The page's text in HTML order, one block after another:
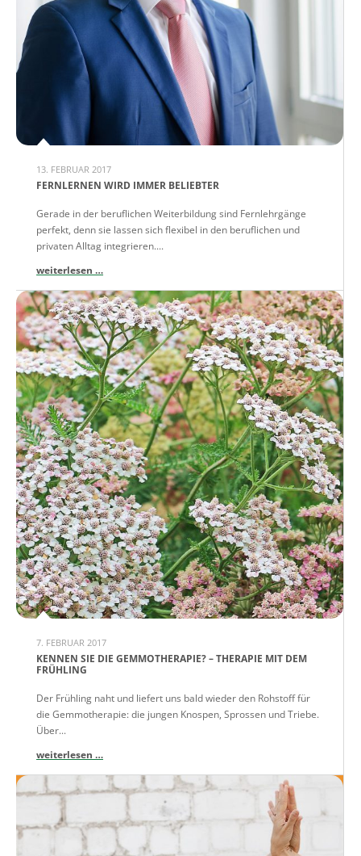
13. FEBRUAR 2017
FERNLERNEN WIRD IMMER BELIEBTER
Gerade in der beruflichen Weiterbildung sind Fernlehrgänge
perfekt, denn sie lassen sich flexibel in den beruflichen und
privaten Alltag integrieren....
weiterlesen …
7. FEBRUAR 2017
KENNEN SIE DIE GEMMOTHERAPIE? – THERAPIE MIT DEM
FRÜHLING
Der Frühling naht und liefert uns bald wieder den Rohstoff für
die Gemmotherapie: die jungen Knospen, Sprossen und Triebe.
Über...
weiterlesen …